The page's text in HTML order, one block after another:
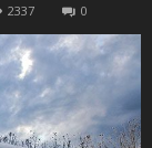
2337 0